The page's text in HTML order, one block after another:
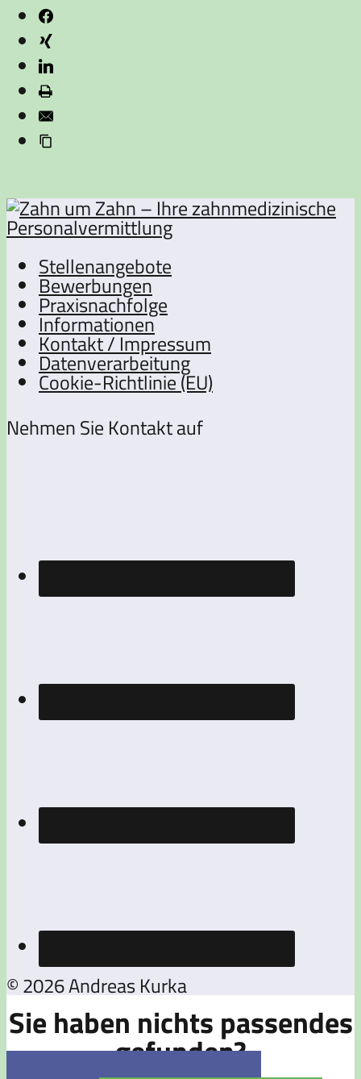
Stellenangebote
Bewerbungen
Praxisnachfolge
Informationen
Kontakt / Impressum
Datenverarbeitung
Cookie-Richtlinie (EU)
Nehmen Sie Kontakt auf
© 2026 Andreas Kurka
Sie haben nichts passendes
gefunden?